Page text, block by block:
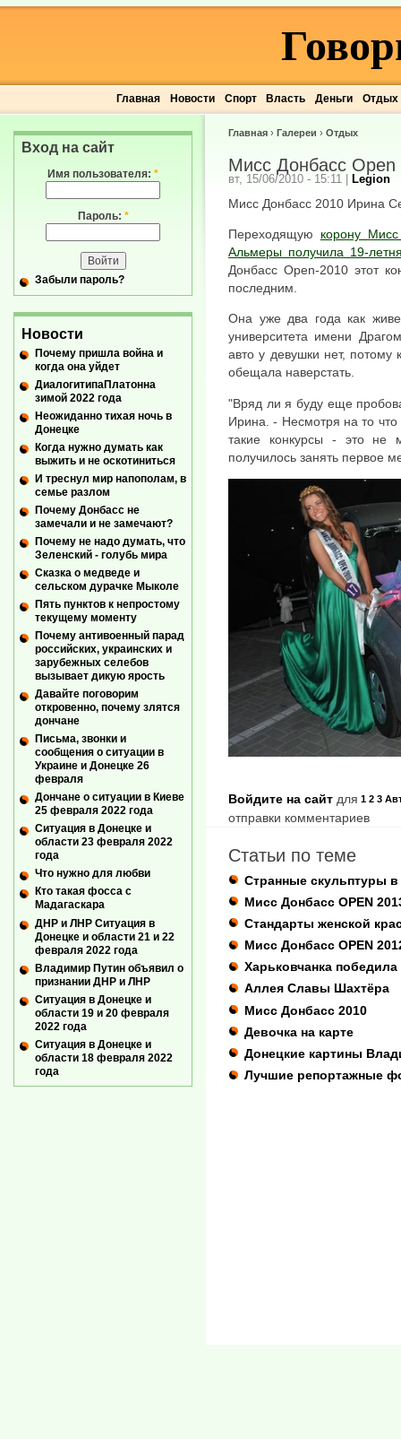
Главная Новости Спорт Власть Деньги Отдых
Главная › Галереи › Отдых
Мисс Донбасс Open
вт, 15/06/2010 - 15:11 | Legion
Мисс Донбасс 2010 Ирина
Переходящую корону
Альмеры получила 19-
Донбасс Open-2010 этот
последним.
Она уже два года как
университета имени
авто у девушки нет, потому
обещала наверстать.
"Вряд ли я буду еще
Ирина. - Несмотря на то
такие конкурсы - это
получилось занять первое
1 2 3
Войдите на сайт для
отправки комментариев
Статьи по теме
Странные скульптуры
Мисс Донбасс OPEN
Стандарты женской
Мисс Донбасс OPEN
Харьковчанка
Аллея Славы Шахтёра
Мисс Донбасс 2010
Девочка на карте
Донецкие картины
Лучшие репортажные
Вход на сайт
Имя пользователя: *
Пароль: *
Забыли пароль?
Новости
Почему пришла война и
когда она уйдет
ДиалогитипаПлатонна
зимой 2022 года
Неожиданно тихая ночь в
Донецке
Когда нужно думать как
выжить и не оскотиниться
И треснул мир напополам, в
семье разлом
Почему Донбасс не
замечали и не замечают?
Почему не надо думать, что
Зеленский - голубь мира
Сказка о медведе и
сельском дурачке Мыколе
Пять пунктов к непростому
текущему моменту
Почему антивоенный парад
российских, украинских и
зарубежных селебов
вызывает дикую ярость
Давайте поговорим
откровенно, почему злятся
дончане
Письма, звонки и
сообщения о ситуации в
Украине и Донецке 26
февраля
Дончане о ситуации в Киеве
25 февраля 2022 года
Ситуация в Донецке и
области 23 февраля 2022
года
Что нужно для любви
Кто такая фосса с
Мадагаскара
ДНР и ЛНР Ситуация в
Донецке и области 21 и 22
февраля 2022 года
Владимир Путин объявил о
признании ДНР и ЛНР
Ситуация в Донецке и
области 19 и 20 февраля
2022 года
Ситуация в Донецке и
области 18 февраля 2022
года